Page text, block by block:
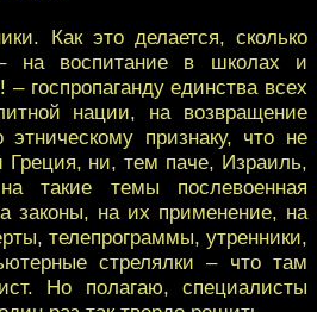
Как это делается, сколько
на воспитание в школах и
госпропаганду единства всех
нации, на возвращение
этническому признаку, что не
Греция, ни, тем паче, Израиль,
такие темы послевоенная
на их применение, на
телепрограммы, утренники,
стрелялки – что там
Но полагаю, специалисты